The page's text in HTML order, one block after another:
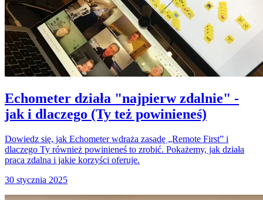
Echometer działa "najpierw zdalnie" -
jak i dlaczego (Ty też powinieneś)
Dowiedz się, jak Echometer wdraża zasadę „Remote First” i
dlaczego Ty również powinieneś to zrobić. Pokażemy, jak działa
praca zdalna i jakie korzyści oferuje.
30 stycznia 2025